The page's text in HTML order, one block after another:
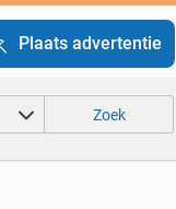
Plaats advertentie
Zoek